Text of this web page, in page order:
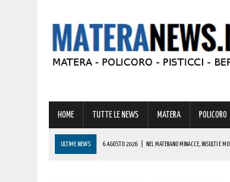
HOME TUTTE LE NEWS MATERA POLICORO
ULTIME NEWS 6 AGOSTO 2026 NEL MATERANO MINACCE, INSULTI E